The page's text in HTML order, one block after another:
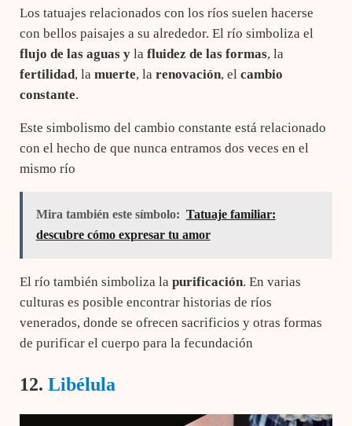
Los tatuajes relacionados con los ríos suelen hacerse
con bellos paisajes a su alrededor. El río simboliza el
flujo de las aguas y la fluidez de las formas, la
fertilidad, la muerte, la renovación, el cambio
constante.
Este simbolismo del cambio constante está relacionado
con el hecho de que nunca entramos dos veces en el
mismo río
Mira también este símbolo: Tatuaje familiar:
descubre cómo expresar tu amor
El río también simboliza la purificación. En varias
culturas es posible encontrar historias de ríos
venerados, donde se ofrecen sacrificios y otras formas
de purificar el cuerpo para la fecundación
12. Libélula